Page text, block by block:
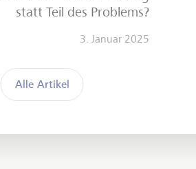
Alle Artikel
statt Teil des Problems?
3. Januar 2025